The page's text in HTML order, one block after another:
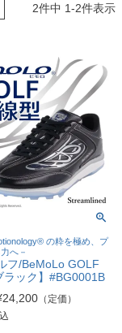
2件中 1-2件表示
の粋を極め、プ
へ－
フ/BeMoLo GOLF
ラック】#BG0001B
24,200 （定価）